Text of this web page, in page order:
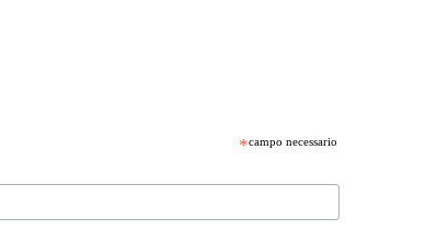
*campo necessario